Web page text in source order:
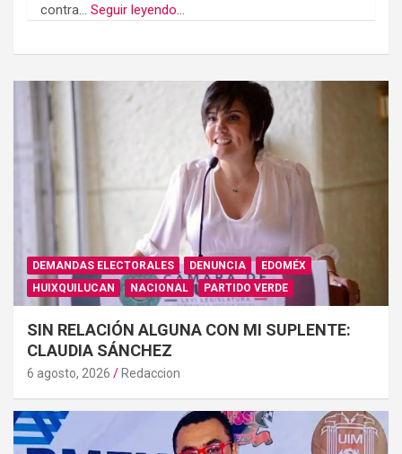
contra... Seguir leyendo...
DEMANDAS ELECTORALES DENUNCIA
EDOMÉX
HUIXQUILUCAN
NACIONAL PARTIDO VERDE
SIN RELACIÓN ALGUNA CON MI SUPLENTE:
CLAUDIA SÁNCHEZ
6 agosto, 2026 Redaccion